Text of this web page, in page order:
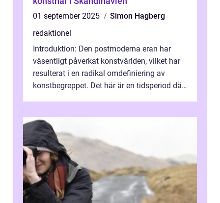
01 september 2025
Simon Hagberg
redaktionel
Introduktion: Den postmoderna eran har
väsentligt påverkat konstvärlden, vilket har
resulterat i en radikal omdefiniering av
konstbegreppet. Det här är en tidsperiod där